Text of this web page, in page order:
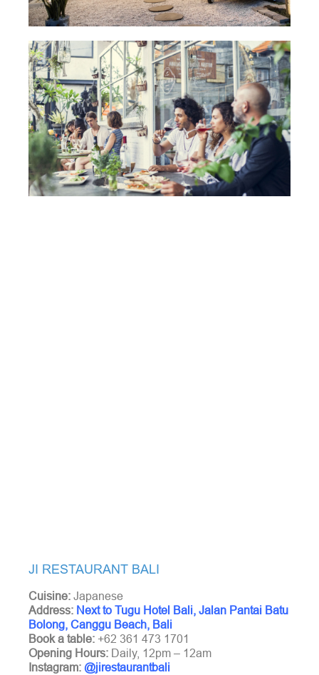
JI RESTAURANT BALI
Cuisine: Japanese
Address: Next to Tugu Hotel Bali, Jalan Pantai Batu
Bolong, Canggu Beach, Bali
Book a table: +62 361 473 1701
Opening Hours: Daily, 12pm – 12am
Instagram: @jirestaurantbali